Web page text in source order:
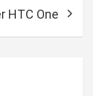
HTC One